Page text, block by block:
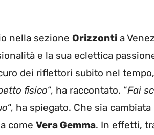
nella sezione Orizzonti a
e la sua eclettica
dei riflettori subito nel
fisico“, ha raccontato. “Fai
“, ha spiegato. Che sia
come Vera Gemma. In effetti,